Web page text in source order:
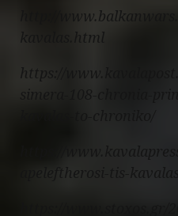
http://
kavalas.html
https://
simera-108-chronia-
https://